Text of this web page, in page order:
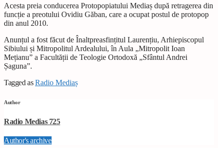
Acesta preia conducerea Protopopiatului Mediaș după retragerea din
funcție a preotului Ovidiu Găban, care a ocupat postul de protopop
din anul 2010.
Anunțul a fost făcut de Înaltpreasfințitul Laurențiu, Arhiepiscopul
Sibiului și Mitropolitul Ardealului, în Aula „Mitropolit Ioan
Mețianu” a Facultății de Teologie Ortodoxă „Sfântul Andrei
Șaguna”.
Tagged asRadio Mediaș
Author
Radio Medias 725
Author's archive